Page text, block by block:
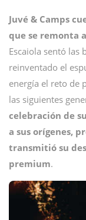
Juvé & Camps
que se remonta
Escaiola sentó las
reinventado el
energía el reto de
las siguientes
celebración de su
a sus orígenes,
transmitió su
premium.